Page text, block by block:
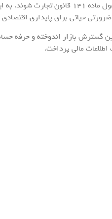
او گفت: این نوع نگرش علتشده برخی صنایع حتی
حیاتی برای پایداری
گسترش بازار اندوخته و حرفه
مالی پرداخت.